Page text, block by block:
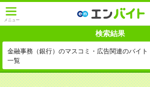
メニュー
検索結果
金融事務（銀行）のマスコミ・広告関連のバイト
一覧